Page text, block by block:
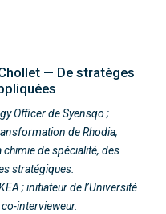
— De stratèges
Officer de Syensqo ;
de Rhodia,
chimie de spécialité, des
stratégiques.
; initiateur de l’Université
intervieweur.